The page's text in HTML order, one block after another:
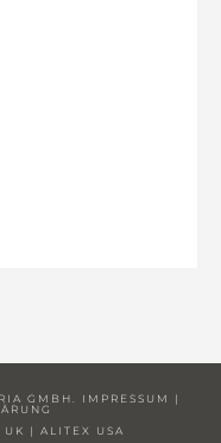
GMBH. IMPRESSUM
|
UK | ALITEX USA